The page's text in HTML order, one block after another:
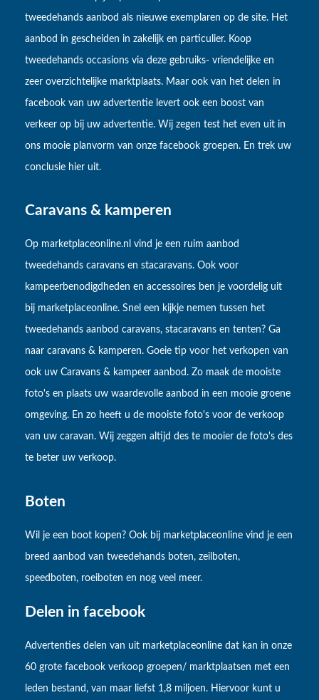
tweedehands aanbod als nieuwe exemplaren op de site. Het
aanbod in gescheiden in zakelijk en particulier. Koop
tweedehands occasions via deze gebruiks- vriendelijke en
zeer overzichtelijke marktplaats. Maar ook van het delen in
facebook van uw advertentie levert ook een boost van
verkeer op bij uw advertentie. Wij zegen test het even uit in
ons mooie planvorm van onze facebook groepen. En trek uw
conclusie hier uit.
Caravans & kamperen
Op marketplaceonline.nl vind je een ruim aanbod
tweedehands caravans en stacaravans. Ook voor
kampeerbenodigdheden en accessoires ben je voordelig uit
bij marketplaceonline. Snel een kijkje nemen tussen het
tweedehands aanbod caravans, stacaravans en tenten? Ga
naar caravans & kamperen. Goeie tip voor het verkopen van
ook uw Caravans & kampeer aanbod. Zo maak de mooiste
foto's en plaats uw waardevolle aanbod in een mooie groene
omgeving. En zo heeft u de mooiste foto's voor de verkoop
van uw caravan. Wij zeggen altijd des te mooier de foto's des
te beter uw verkoop.
Boten
Wil je een boot kopen? Ook bij marketplaceonline vind je een
breed aanbod van tweedehands boten, zeilboten,
speedboten, roeiboten en nog veel meer.
Delen in facebook
Advertenties delen van uit marketplaceonline dat kan in onze
60 grote facebook verkoop groepen/ marktplaatsen met een
leden bestand, van maar liefst 1,8 miljoen. Hiervoor kunt u